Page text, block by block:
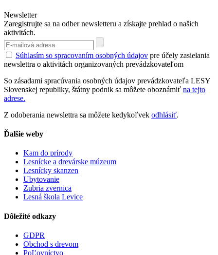
Newsletter
Zaregistrujte sa na odber newsletteru a získajte prehlad o našich
aktivitách.
Súhlasím so spracovaním osobných údajov pre účely zasielania
newslettra o aktivitách organizovaných prevádzkovateľom
So zásadami spracúvania osobných údajov prevádzkovateľa LESY
Slovenskej republiky, štátny podnik sa môžete oboznámiť na tejto
adrese.
Z odoberania newslettra sa môžete kedykoľvek odhlásiť.
Ďalšie weby
Kam do prírody
Lesnícke a drevárske múzeum
Lesnícky skanzen
Ubytovanie
Zubria zvernica
Lesná škola Levice
Dôležité odkazy
GDPR
Obchod s drevom
PoĽovníctvo